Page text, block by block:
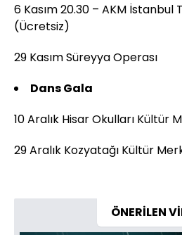
6 Kasım 20.30 – AKM İstanbul
(Ücretsiz)
29 Kasım Süreyya Operası
Dans Gala
10 Aralık Hisar Okulları Kültür
29 Aralık Kozyatağı Kültür
ÖNERİLEN